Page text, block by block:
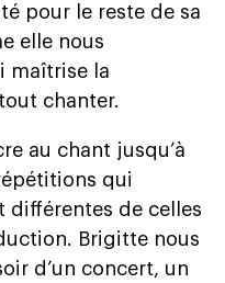
pour le reste de sa
elle nous
maîtrise la
chanter.
au chant jusqu’à
qui
différentes de celles
Brigitte nous
d’un concert, un